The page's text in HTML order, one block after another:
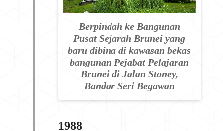
Berpindah ke Bangunan
Pusat Sejarah Brunei yang
baru dibina di kawasan bekas
bangunan Pejabat Pelajaran
Brunei di Jalan Stoney,
Bandar Seri Begawan
1988